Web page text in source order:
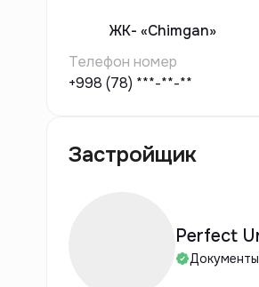
ЖК- «Chimgan»
Телефон номер
+998 (78) ***-**-**
Застройщик
Perfect